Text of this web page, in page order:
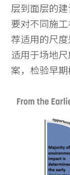
层到面层的
要对不同施
荐适用的尺
适用于场地
案，检验早期